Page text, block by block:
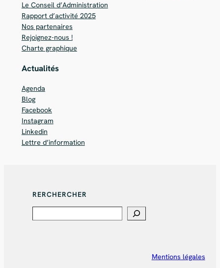
Le Conseil d’Administration
Rapport d’activité 2025
Nos partenaires
Rejoignez-nous !
Charte graphique
Actualités
Agenda
Blog
Facebook
Instagram
Linkedin
Lettre d’information
RERCHERCHER
Mentions légales